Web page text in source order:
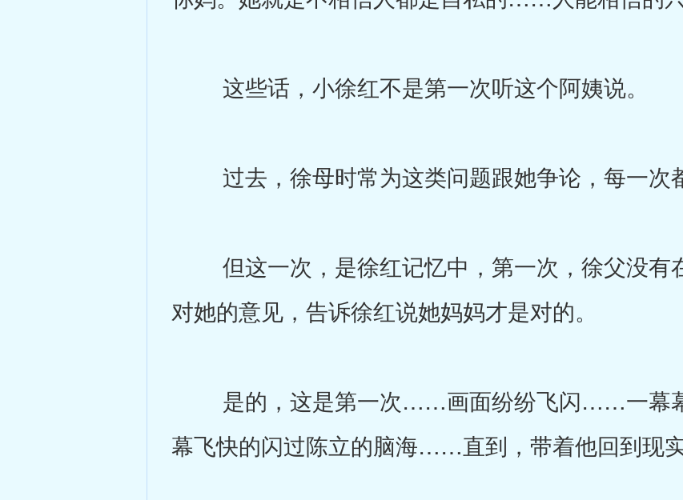
这些话，小徐红不是第一次听这个阿姨说。
过去，徐母时常为这类问题跟她争论，每一次都
但这一次，是徐红记忆中，第一次，徐父没有
对她的意见，告诉徐红说她妈妈才是对的。
是的，这是第一次……画面纷纷飞闪……一幕幕
幕飞快的闪过陈立的脑海……直到，带着他回到现实